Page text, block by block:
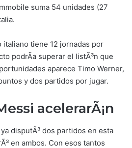
suma 54 unidades (27
tiene 12 jornadas por
podrÃ­a superar el listÃ³n que
aparece Timo Werner,
y dos partidos por jugar.
acelerarÃ¡n
ya disputÃ³ dos partidos en esta
en ambos. Con esos tantos